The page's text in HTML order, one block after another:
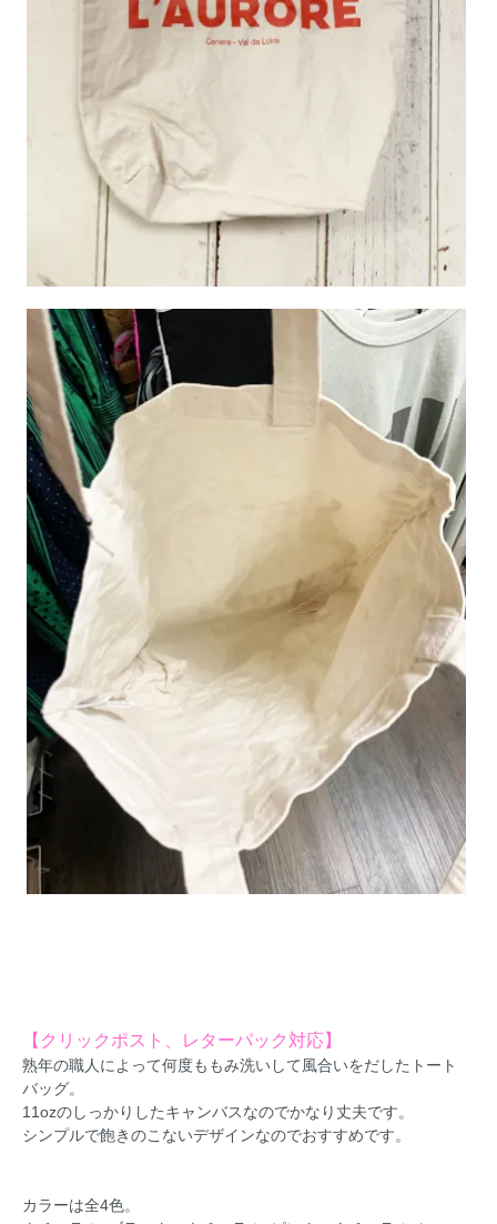
【クリックポスト、レターパック対応】
熟年の職人によって何度ももみ洗いして風合いをだしたトート
バッグ。
11ozのしっかりしたキャンバスなのでかなり丈夫です。
シンプルで飽きのこないデザインなのでおすすめです。
カラーは全4色。